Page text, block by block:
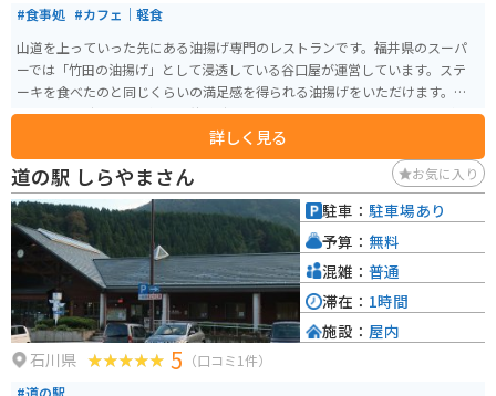
#食事処 #カフェ｜軽食
山道を上っていった先にある油揚げ専門のレストランです。福井県のスーパ
ーでは「竹田の油揚げ」として浸透している谷口屋が運営しています。ステ
ーキを食べたのと同じくらいの満足感を得られる油揚げをいただけます。休
日や連休の時はとても混み、待ち時間も長いので、ピークを外した訪問がオ
詳しく見る
道の駅 しらやまさん お気に入り
石川県 5 （口コミ1件）
駐車： 駐車場あり
予算： 無料
混雑： 普通
滞在： 1時間
施設： 屋内